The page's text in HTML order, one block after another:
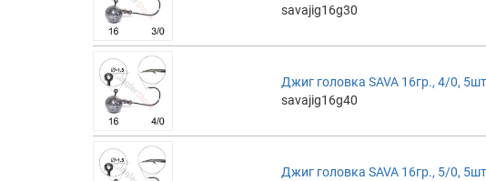
savajig16g30
Джиг головка SAVA 16гр., 4/0, 5шт
savajig16g40
Джиг головка SAVA 16гр., 5/0, 5шт